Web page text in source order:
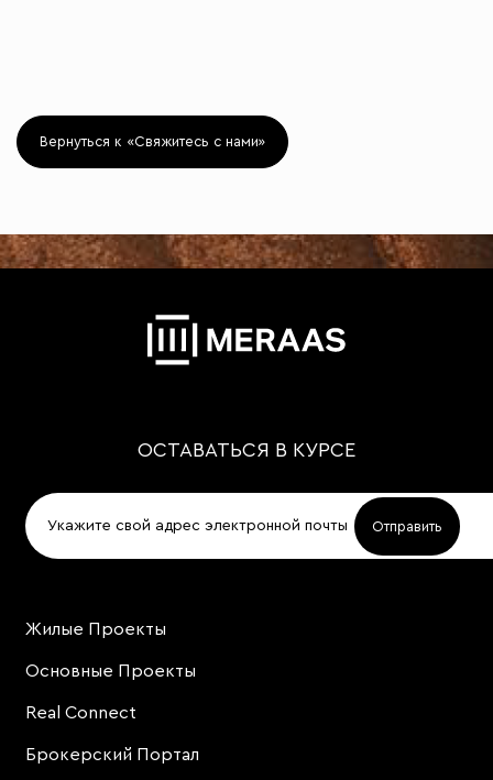
Вернуться к «Свяжитесь с нами»
ОСТАВАТЬСЯ В КУРСЕ
Project
Footer
Жилые Проекты
Основные Проекты
Real Connect
Брокерский Портал